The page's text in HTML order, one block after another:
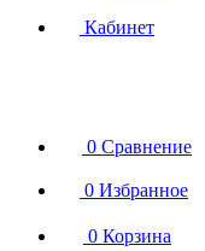
Кабинет
0 Сравнение
0 Избранное
0 Корзина